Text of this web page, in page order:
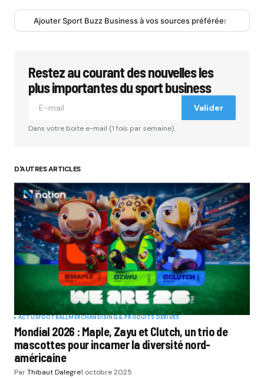
Ajouter Sport Buzz Business à vos sources préférées
Restez au courant des nouvelles les
plus importantes du sport business
Valider
Dans votre boite e-mail (1 fois par semaine).
D'AUTRES ARTICLES
ACTUSFOOTBALLMERCHANDISING & PRODUITS DÉRIVÉS
Mondial 2026 : Maple, Zayu et Clutch, un trio de
mascottes pour incarner la diversité nord-
américaine
ParThibaut Dalegre1 octobre 2025